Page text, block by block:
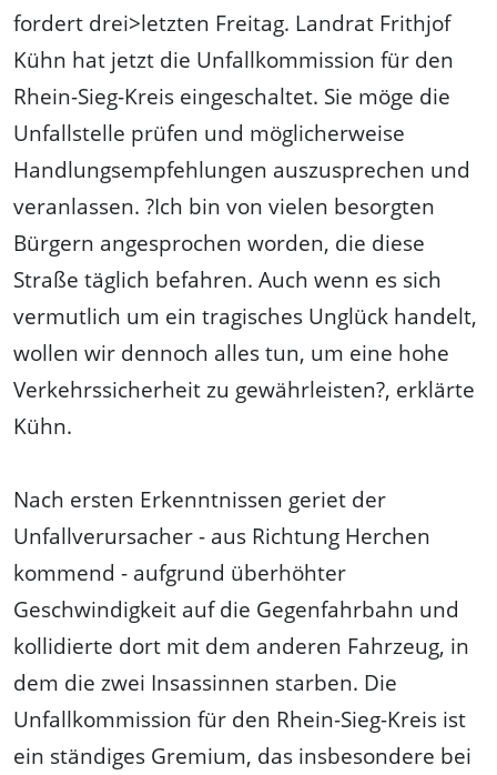
fordert drei>letzten Freitag. Landrat Frithjof
Kühn hat jetzt die Unfallkommission für den
Rhein-Sieg-Kreis eingeschaltet. Sie möge die
Unfallstelle prüfen und möglicherweise
Handlungsempfehlungen auszusprechen und
veranlassen. ?Ich bin von vielen besorgten
Bürgern angesprochen worden, die diese
Straße täglich befahren. Auch wenn es sich
vermutlich um ein tragisches Unglück handelt,
wollen wir dennoch alles tun, um eine hohe
Verkehrssicherheit zu gewährleisten?, erklärte
Kühn.
Nach ersten Erkenntnissen geriet der
Unfallverursacher - aus Richtung Herchen
kommend - aufgrund überhöhter
Geschwindigkeit auf die Gegenfahrbahn und
kollidierte dort mit dem anderen Fahrzeug, in
dem die zwei Insassinnen starben. Die
Unfallkommission für den Rhein-Sieg-Kreis ist
ein ständiges Gremium, das insbesondere bei